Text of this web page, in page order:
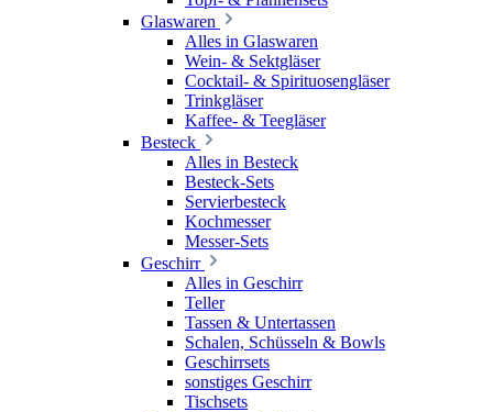
Glaswaren
Alles in Glaswaren
Wein- & Sektgläser
Cocktail- & Spirituosengläser
Trinkgläser
Kaffee- & Teegläser
Besteck
Alles in Besteck
Besteck-Sets
Servierbesteck
Kochmesser
Messer-Sets
Geschirr
Alles in Geschirr
Teller
Tassen & Untertassen
Schalen, Schüsseln & Bowls
Geschirrsets
sonstiges Geschirr
Tischsets